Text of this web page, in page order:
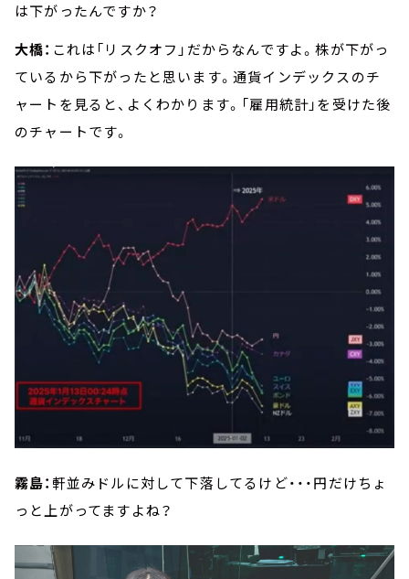
は下がったんですか？
大橋： これは「リスクオフ」だからなんですよ。株が下がっ
ているから下がったと思います。通貨インデックスのチ
ャートを見ると、よくわかります。「雇用統計」を受けた後
のチャートです。
霧島： 軒並みドルに対して下落してるけど・・・円だけちょ
っと上がってますよね？